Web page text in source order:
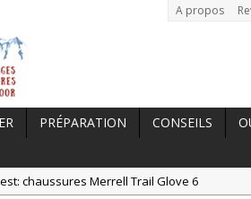
A propos
PRÉPARATION CONSEILS
chaussures Merrell Trail Glove 6